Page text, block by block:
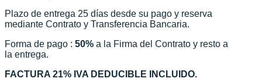
Plazo de entrega 25 días desde su pago y reserva
mediante Contrato y Transferencia Bancaria.
Forma de pago : 50% a la Firma del Contrato y resto a
la entrega.
FACTURA 21% IVA DEDUCIBLE INCLUIDO.